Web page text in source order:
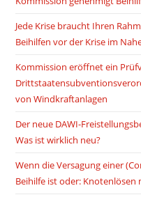
Jede Krise braucht Ihren
Beihilfen vor der Krise im
Kommission eröffnet ein
von Windkraftanlagen
Der neue DAWI-
Was ist wirklich neu?
Wenn die Versagung einer
Beihilfe ist oder: Knotenlösen